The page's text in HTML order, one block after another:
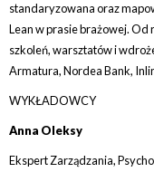
standaryzowana oraz
Lean w prasie brażowej. Od
szkoleń, warsztatów i
Armatura, Nordea Bank,
WYKŁADOWCY
Anna Oleksy
Ekspert Zarządzania,